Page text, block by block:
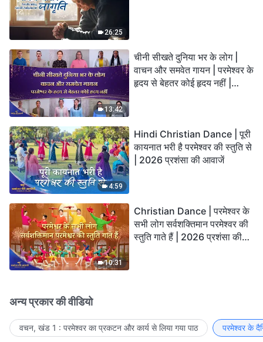
26:25
13:42
चीनी सीखते दुनिया भर के लोग |
वाचन और समवेत गायन | परमेश्वर के
हृदय से बेहतर कोई हृदय नहीं |
4:59
Hindi Christian Dance | पूरी
कायनात भरी है परमेश्वर की स्तुति से
| 2026 प्रशंसा की आवाजें
10:31
Christian Dance | परमेश्वर के
सभी लोग सर्वशक्तिमान परमेश्वर की
स्तुति गाते हैं | 2026 प्रशंसा की
अन्य प्रकार की वीडियो
वचन, खंड 1 : परमेश्वर का प्रकटन और कार्य से लिया गया पाठ परमेश्वर के